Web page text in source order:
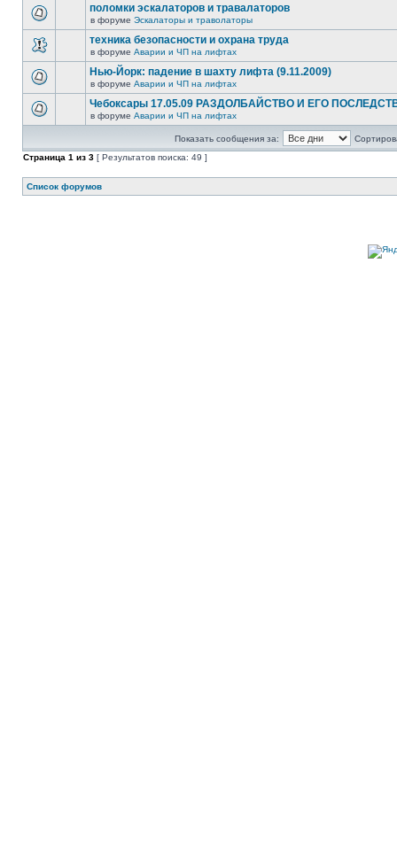
поломки эскалаторов и травалаторов
в форуме Эскалаторы и траволаторы
техника безопасности и охрана труда
в форуме Аварии и ЧП на лифтах
Нью-Йорк: падение в шахту лифта (9.11.2009)
в форуме Аварии и ЧП на лифтах
Чебоксары 17.05.09 РАЗДОЛБАЙСТВО И ЕГО
в форуме Аварии и ЧП на лифтах
Показать сообщения за:
Страница 1 из 3 [ Результатов поиска: 49 ]
Список форумов